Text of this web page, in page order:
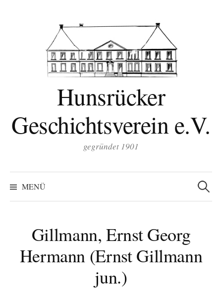
Hunsrücker
Geschichtsverein e.V.
gegründet 1901
MENÜ
Suchen
nach:
Gillmann, Ernst Georg
Hermann (Ernst Gillmann
jun.)